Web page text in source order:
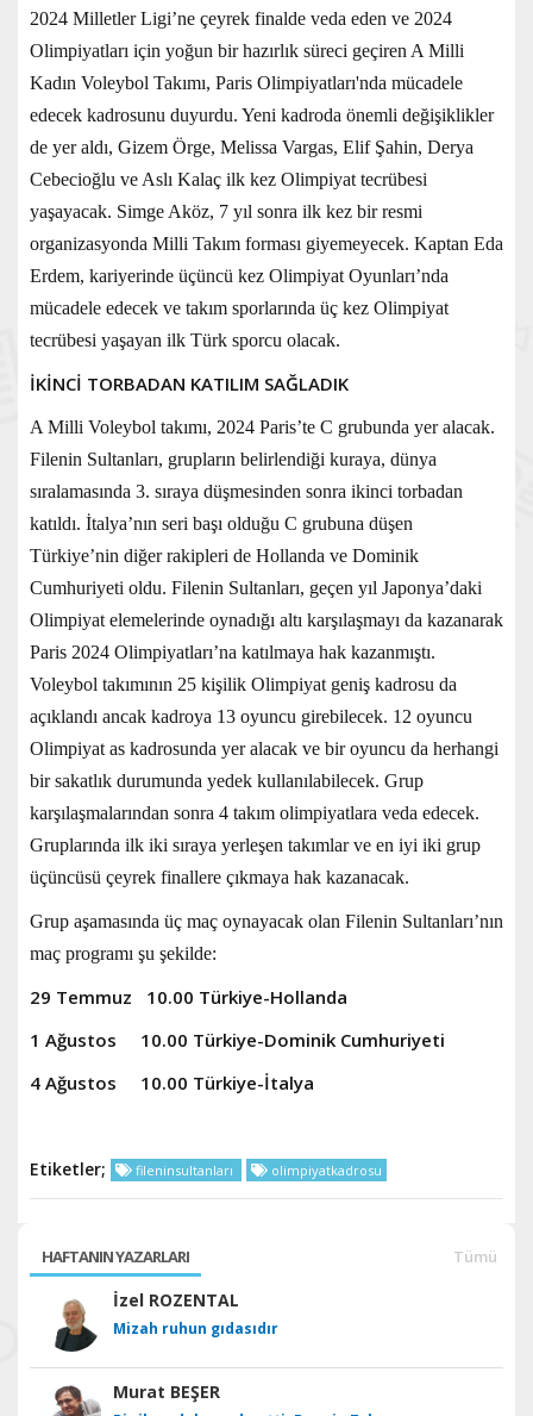
2024 Milletler Ligi’ne çeyrek finalde veda eden ve 2024
Olimpiyatları için yoğun bir hazırlık süreci geçiren A Milli
Kadın Voleybol Takımı, Paris Olimpiyatları'nda mücadele
edecek kadrosunu duyurdu. Yeni kadroda önemli değişiklikler
de yer aldı, Gizem Örge, Melissa Vargas, Elif Şahin, Derya
Cebecioğlu ve Aslı Kalaç ilk kez Olimpiyat tecrübesi
yaşayacak. Simge Aköz, 7 yıl sonra ilk kez bir resmi
organizasyonda Milli Takım forması giyemeyecek. Kaptan Eda
Erdem, kariyerinde üçüncü kez Olimpiyat Oyunları’nda
mücadele edecek ve takım sporlarında üç kez Olimpiyat
tecrübesi yaşayan ilk Türk sporcu olacak.
İKİNCİ TORBADAN KATILIM SAĞLADIK
A Milli Voleybol takımı, 2024 Paris’te C grubunda yer alacak.
Filenin Sultanları, grupların belirlendiği kuraya, dünya
sıralamasında 3. sıraya düşmesinden sonra ikinci torbadan
katıldı. İtalya’nın seri başı olduğu C grubuna düşen
Türkiye’nin diğer rakipleri de Hollanda ve Dominik
Cumhuriyeti oldu. Filenin Sultanları, geçen yıl Japonya’daki
Olimpiyat elemelerinde oynadığı altı karşılaşmayı da kazanarak
Paris 2024 Olimpiyatları’na katılmaya hak kazanmıştı.
Voleybol takımının 25 kişilik Olimpiyat geniş kadrosu da
açıklandı ancak kadroya 13 oyuncu girebilecek. 12 oyuncu
Olimpiyat as kadrosunda yer alacak ve bir oyuncu da herhangi
bir sakatlık durumunda yedek kullanılabilecek. Grup
karşılaşmalarından sonra 4 takım olimpiyatlara veda edecek.
Gruplarında ilk iki sıraya yerleşen takımlar ve en iyi iki grup
üçüncüsü çeyrek finallere çıkmaya hak kazanacak.
Grup aşamasında üç maç oynayacak olan Filenin Sultanları’nın
maç programı şu şekilde:
29 Temmuz 10.00 Türkiye-Hollanda
1 Ağustos 10.00 Türkiye-Dominik Cumhuriyeti
4 Ağustos 10.00 Türkiye-İtalya
Etiketler; fileninsultanları olimpiyatkadrosu
HAFTANIN YAZARLARI Tümü
İzel ROZENTAL
Mizah ruhun gıdasıdır
Murat BEŞER